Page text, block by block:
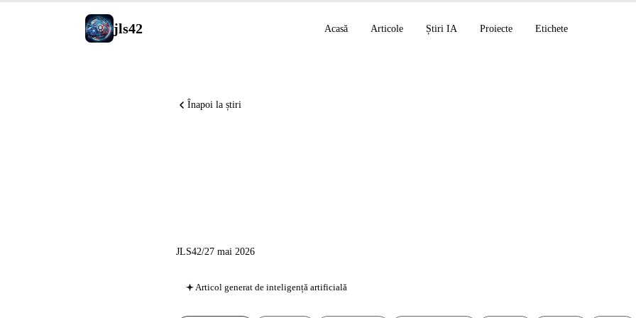
jls42 Acasă Articole Știri IA Proiecte Etichete
Înapoi la știri
JLS42/27 mai 2026
Articol generat de inteligență artificială